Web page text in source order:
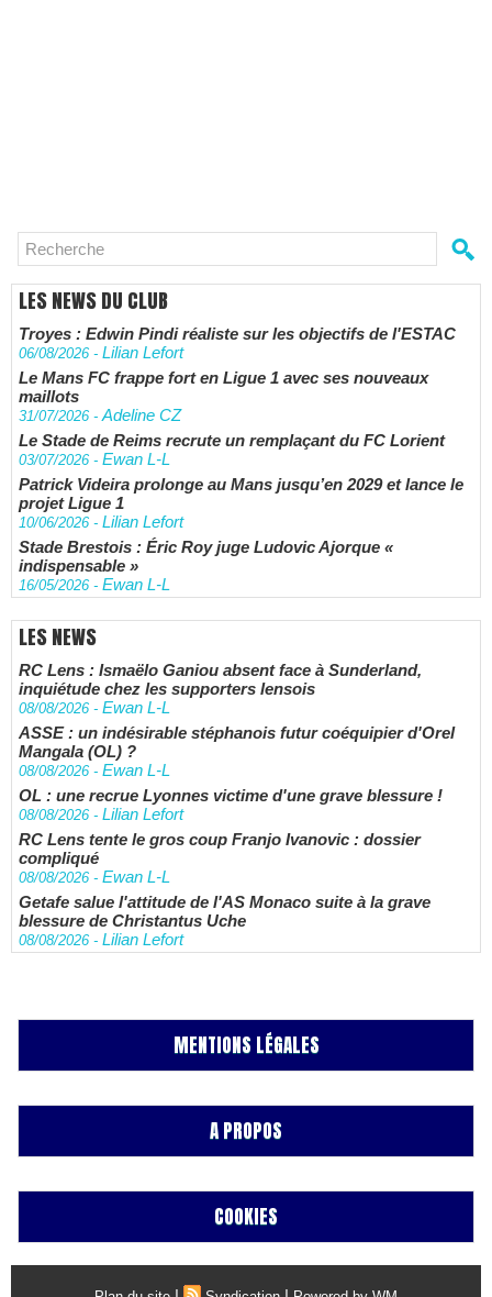
LES NEWS DU CLUB
Troyes : Edwin Pindi réaliste sur les objectifs de l'ESTAC
06/08/2026 - Lilian Lefort
Le Mans FC frappe fort en Ligue 1 avec ses nouveaux
maillots
31/07/2026 -Adeline CZ
Le Stade de Reims recrute un remplaçant du FC Lorient
03/07/2026 - Ewan L-L
Patrick Videira prolonge au Mans jusqu’en 2029 et lance le
projet Ligue 1
10/06/2026 - Lilian Lefort
Stade Brestois : Éric Roy juge Ludovic Ajorque «
indispensable »
16/05/2026 - Ewan L-L
LES NEWS
RC Lens : Ismaëlo Ganiou absent face à Sunderland,
inquiétude chez les supporters lensois
08/08/2026 - Ewan L-L
ASSE : un indésirable stéphanois futur coéquipier d'Orel
Mangala (OL) ?
08/08/2026 - Ewan L-L
OL : une recrue Lyonnes victime d'une grave blessure !
08/08/2026 - Lilian Lefort
RC Lens tente le gros coup Franjo Ivanovic : dossier
compliqué
08/08/2026 - Ewan L-L
Getafe salue l'attitude de l'AS Monaco suite à la grave
blessure de Christantus Uche
08/08/2026 - Lilian Lefort
MENTIONS LÉGALES
A PROPOS
COOKIES